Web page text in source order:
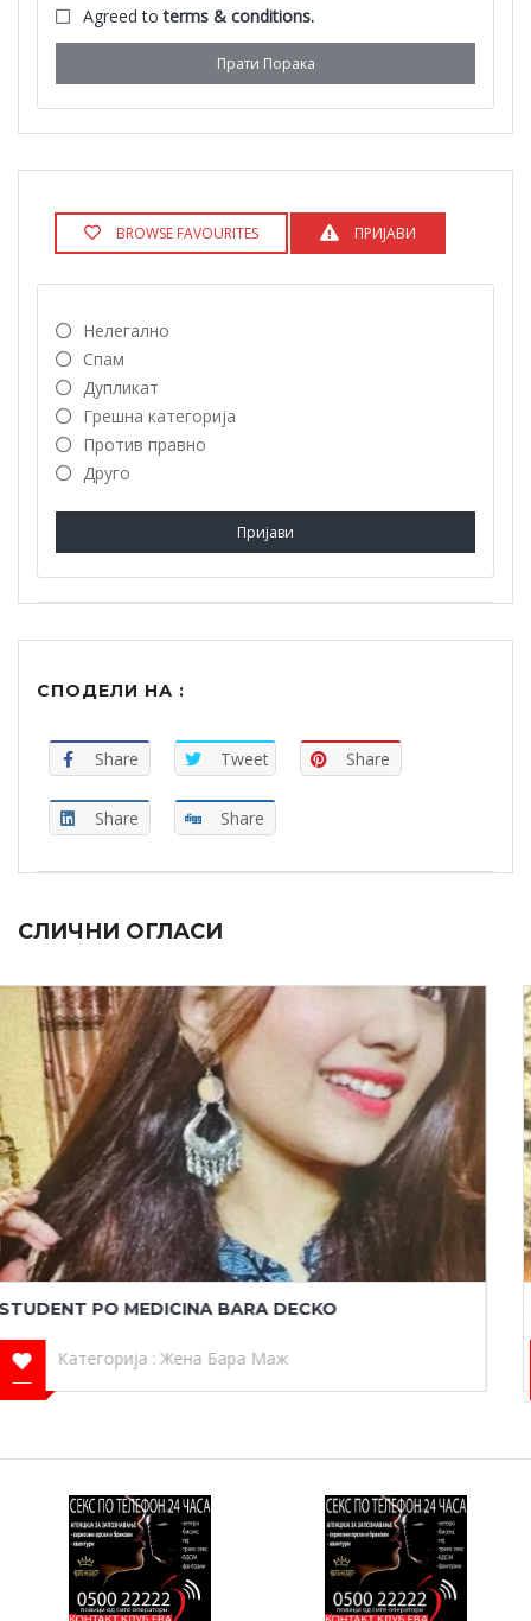
Agreed toterms & conditions.
Прати Порака
BROWSE FAVOURITES ПРИЈАВИ
Нелегално
Спам
Дупликат
Грешна категорија
Против правно
Друго
Пријави
СПОДЕЛИ НА :
Share Tweet Share
Share Share
СЛИЧНИ ОГЛАСИ
SEX I ZABAVA
Категорија :Жена Бара Маж